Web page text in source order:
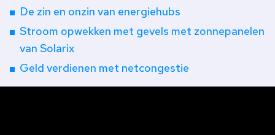
De zin en onzin van energiehubs
Stroom opwekken met gevels met zonnepanelen
van Solarix
Geld verdienen met netcongestie